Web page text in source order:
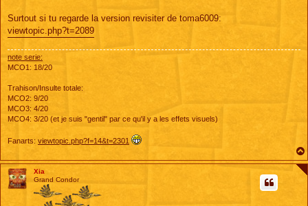
Surtout si tu regarde la version revisiter de toma6009:
viewtopic.php?t=2089
note serie:
MCO1: 18/20
Trahison/Insulte totale:
MCO2: 9/20
MCO3: 4/20
MCO4: 3/20 (et je suis "gentil" par ce qu'il y a les effets visuels)
Fanarts: viewtopic.php?f=14&t=2301
Xia
Grand Condor